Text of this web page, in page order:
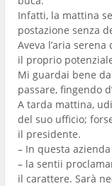
Infatti, la mattina
postazione senza
Aveva l’aria
il proprio
Mi guardai bene
passare, fingendo
A tarda mattina,
del suo ufficio;
il presidente.
– In questa
– la sentii
il carattere. Sarà